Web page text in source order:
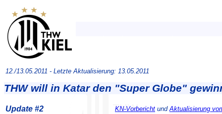
12./13.05.2011 - Letzte Aktualisierung: 13.05.2011
THW will in Katar den "Super Globe"
Update #2 KN-Vorbericht undAktualisierung